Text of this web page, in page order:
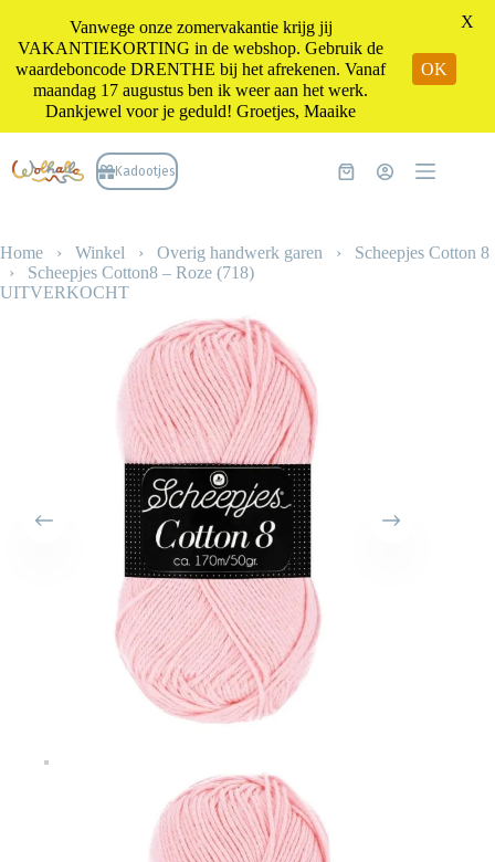
naar
de
Kadootjes Winkelwagen
Home › Winkel › Overig handwerk garen › Scheepjes Cotton 8
› Scheepjes Cotton8 – Roze (718)
UITVERKOCHT
Vanwege onze zomervakantie krijg jij
VAKANTIEKORTING in de webshop. Gebruik de
waardeboncode DRENTHE bij het afrekenen. Vanaf
maandag 17 augustus ben ik weer aan het werk.
Dankjewel voor je geduld! Groetjes, Maaike
OK
X